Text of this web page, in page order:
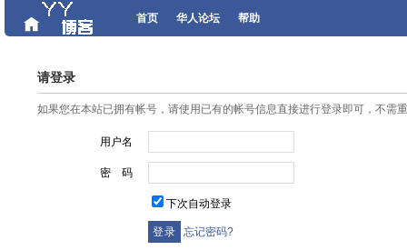
首页 华人论坛 帮助
请登录
如果您在本站已拥有帐号，请使用已有的帐号信息直接进行登录即可，不需
用户名
密 码
下次自动登录
忘记密码?